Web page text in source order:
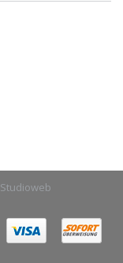
Studioweb